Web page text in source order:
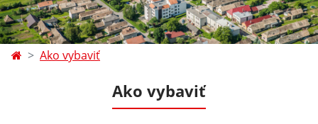
Ako vybaviť
Ako vybaviť